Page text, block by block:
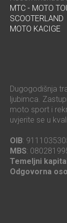
MTC - MOTO
SCOOTERLAND
MOTO KACIGE
Dugogodišnja
ljubimca.
moto sport i
uvjerite se u
OIB:
MBS:
Temeljni
Odgovorna